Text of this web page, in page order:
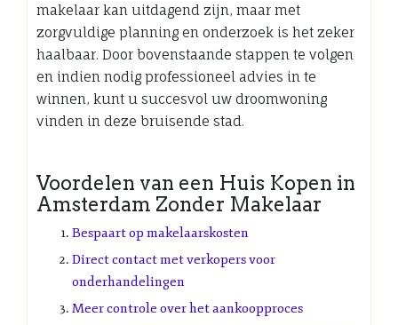
makelaar kan uitdagend zijn, maar met
zorgvuldige planning en onderzoek is het zeker
haalbaar. Door bovenstaande stappen te volgen
en indien nodig professioneel advies in te
winnen, kunt u succesvol uw droomwoning
vinden in deze bruisende stad.
Voordelen van een Huis Kopen in
Amsterdam Zonder Makelaar
Bespaart op makelaarskosten
Direct contact met verkopers voor
onderhandelingen
Meer controle over het aankoopproces